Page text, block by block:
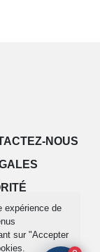
expérience de
sur "Accepter
NOUS